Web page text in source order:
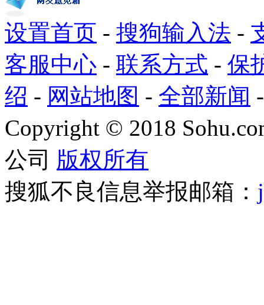
设置首页 - 搜狗输入法 -
客服中心 - 联系方式 - 保
绍 - 网站地图 - 全部新闻
Copyright © 2018
公司 版权所有
搜狐不良信息举报邮箱：